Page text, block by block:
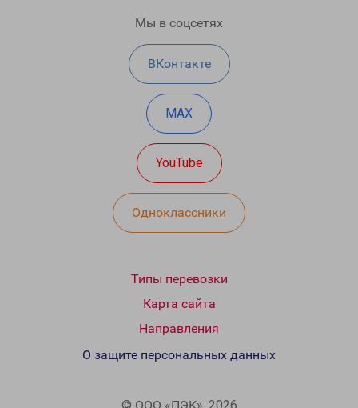
Мы в соцсетях
ВКонтакте
MAX
YouTube
Одноклассники
Типы перевозки
Карта сайта
Направления
О защите персональных данных